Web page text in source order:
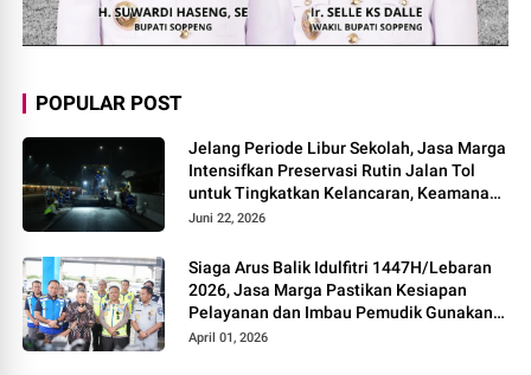
POPULAR POST
Jelang Periode Libur Sekolah, Jasa Marga
Intensifkan Preservasi Rutin Jalan Tol
untuk Tingkatkan Kelancaran, Keamanan
dan Kenyamanan Perjalanan
Juni 22, 2026
Siaga Arus Balik Idulfitri 1447H/Lebaran
2026, Jasa Marga Pastikan Kesiapan
Pelayanan dan Imbau Pemudik Gunakan
Rest Area Alternatif
April 01, 2026